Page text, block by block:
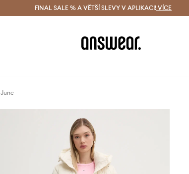
zdarma (od 1800 Kč) Doručení i do 24 h
FINAL SALE % A VĚTŠÍ SLEVY V APLIKACI! VÍCE